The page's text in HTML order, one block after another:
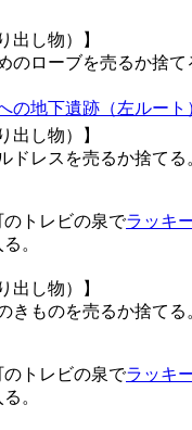
出し物）】
のローブを売るか捨て
の地下遺跡（左ルート
出し物）】
ドレスを売るか捨てる
のトレビの泉でラッキ
。
出し物）】
きものを売るか捨てる
のトレビの泉でラッキ
。